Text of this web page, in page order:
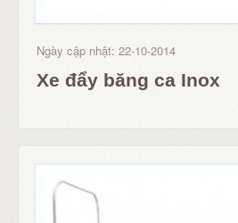
Ngày cập nhật: 22-10-2014
Xe đẩy băng ca Inox